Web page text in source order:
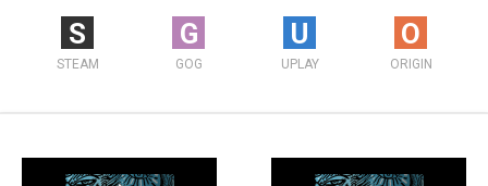
S
STEAM
G
GOG
U
UPLAY
O
ORIGIN